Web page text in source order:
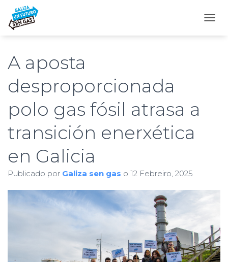
G
Ó
N
A aposta
desproporcionada
polo gas fósil atrasa a
transición enerxética
en Galicia
Publicado por Galiza sen gas o 12 Febreiro, 2025